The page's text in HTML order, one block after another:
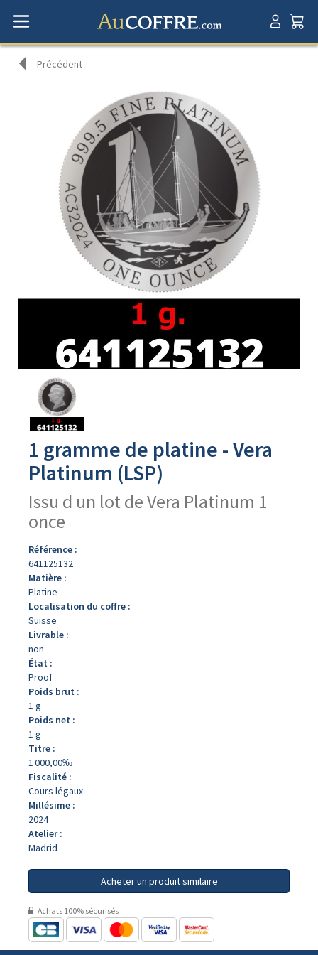
Précédent
produit
1 gramme de platine - Vera
Platinum (LSP)
Issu d un lot de Vera Platinum 1
once
Référence :
641125132
Matière :
Platine
Localisation du coffre :
Suisse
Livrable :
non
État :
Proof
Poids brut :
1 g
Poids net :
1 g
Titre :
1 000,00‰
Fiscalité :
Cours légaux
Millésime :
2024
Atelier :
Madrid
Acheter un produit similaire
Achats 100% sécurisés